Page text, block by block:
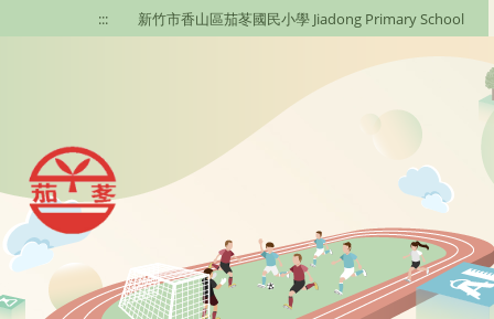
移至網頁之主要內容區位置
::: 新竹市香山區茄苳國民小學 Jiadong Primary School